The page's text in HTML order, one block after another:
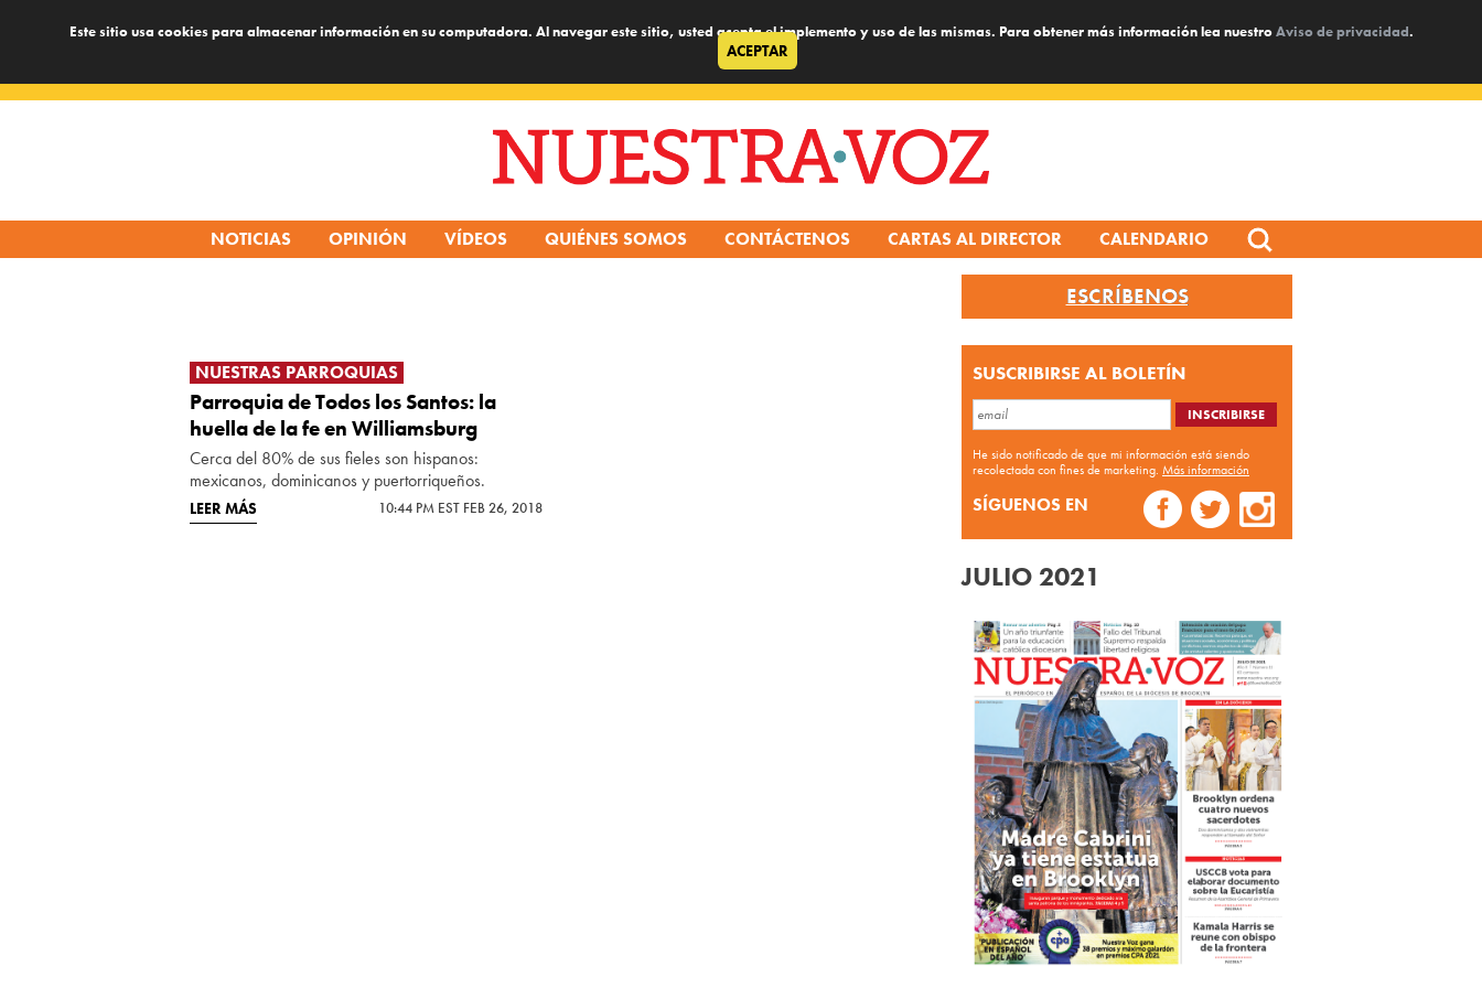
Este sitio usa cookies para almacenar información en su computadora. Al navegar este sitio, usted acepta el implemento y uso de las mismas. Para obtener más información lea nuestroAviso de privacidad.
ACEPTAR
NOTICIAS OPINIÓN VÍDEOS QUIÉNES SOMOS CONTÁCTENOS CARTAS AL DIRECTOR CALENDARIO
Search
for:
NUESTRAS PARROQUIAS
Parroquia de Todos los Santos: la
huella de la fe en Williamsburg
Cerca del 80% de sus fieles son hispanos:
mexicanos, dominicanos y puertorriqueños.
LEER MÁS 10:44 PM EST FEB 26, 2018
ESCRÍBENOS
SUSCRIBIRSE AL BOLETÍN
He sido notificado de que mi información está siendo
recolectada con fines de marketing. Más información
SÍGUENOS EN
JULIO 2021